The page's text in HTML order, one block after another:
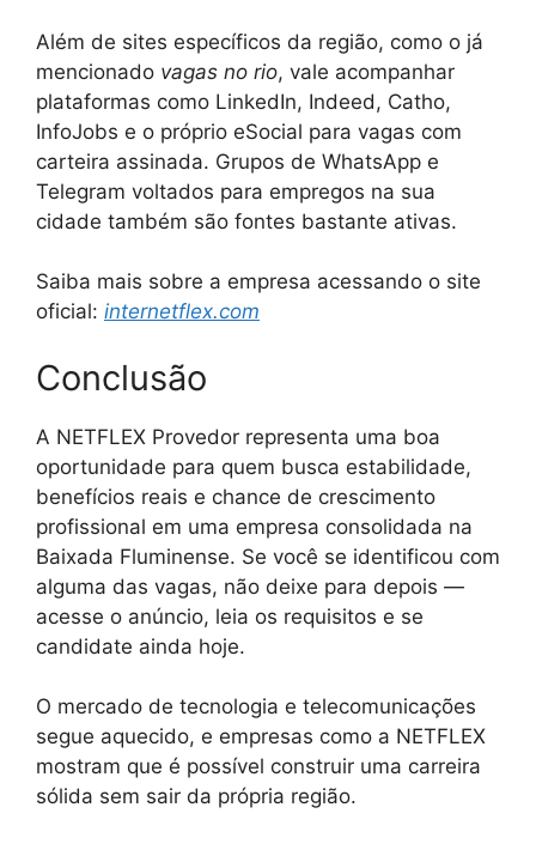
Além de sites específicos da região, como o já
mencionado vagas no rio, vale acompanhar
plataformas como LinkedIn, Indeed, Catho,
InfoJobs e o próprio eSocial para vagas com
carteira assinada. Grupos de WhatsApp e
Telegram voltados para empregos na sua
cidade também são fontes bastante ativas.
Saiba mais sobre a empresa acessando o site
oficial: internetflex.com
Conclusão
A NETFLEX Provedor representa uma boa
oportunidade para quem busca estabilidade,
benefícios reais e chance de crescimento
profissional em uma empresa consolidada na
Baixada Fluminense. Se você se identificou com
alguma das vagas, não deixe para depois —
acesse o anúncio, leia os requisitos e se
candidate ainda hoje.
O mercado de tecnologia e telecomunicações
segue aquecido, e empresas como a NETFLEX
mostram que é possível construir uma carreira
sólida sem sair da própria região.